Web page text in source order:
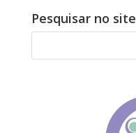
Pesquisar no site